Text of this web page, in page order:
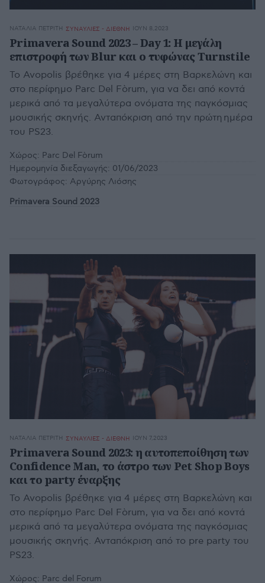
ΝΑΤΑΛΊΑ ΠΕΤΡΊΤΗ ΣΥΝΑΥΛΙΕΣ - ΔΙΕΘΝΗ ΙΟΥΝ 8,2023
Primavera Sound 2023 – Day 1: Η μεγάλη
επιστροφή των Blur και ο τυφώνας Turnstile
Το Avopolis βρέθηκε για 4 μέρες στη Βαρκελώνη και
στο περίφημο Parc Del Fòrum, για να δει από κοντά
μερικά από τα μεγαλύτερα ονόματα της παγκόσμιας
μουσικής σκηνής. Ανταπόκριση από την πρώτη ημέρα
του PS23.
Χώρος: Parc Del Fòrum
Ημερομηνία διεξαγωγής: 01/06/2023
Φωτογράφος: Αργύρης Λιόσης
Primavera Sound 2023
ΝΑΤΑΛΊΑ ΠΕΤΡΊΤΗ ΣΥΝΑΥΛΙΕΣ - ΔΙΕΘΝΗ ΙΟΥΝ 7,2023
Primavera Sound 2023: η αυτοπεποίθηση των
Confidence Man, το άστρο των Pet Shop Boys
και το party έναρξης
Το Avopolis βρέθηκε για 4 μέρες στη Βαρκελώνη και
στο περίφημο Parc Del Fòrum, για να δει από κοντά
μερικά από τα μεγαλύτερα ονόματα της παγκόσμιας
μουσικής σκηνής. Ανταπόκριση από το pre party του
PS23.
Χώρος: Parc del Forum